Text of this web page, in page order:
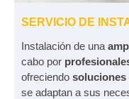
SERVICIO DE
Instalación de una
cabo por
ofreciendo soluciones
se adaptan a sus